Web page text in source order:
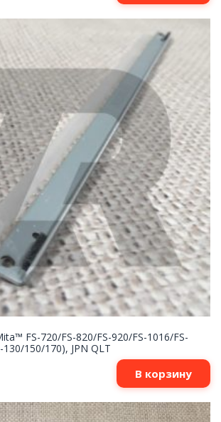
FS-720/FS-820/FS-920/FS-1016/FS-
150/170), JPN QLT
В корзину